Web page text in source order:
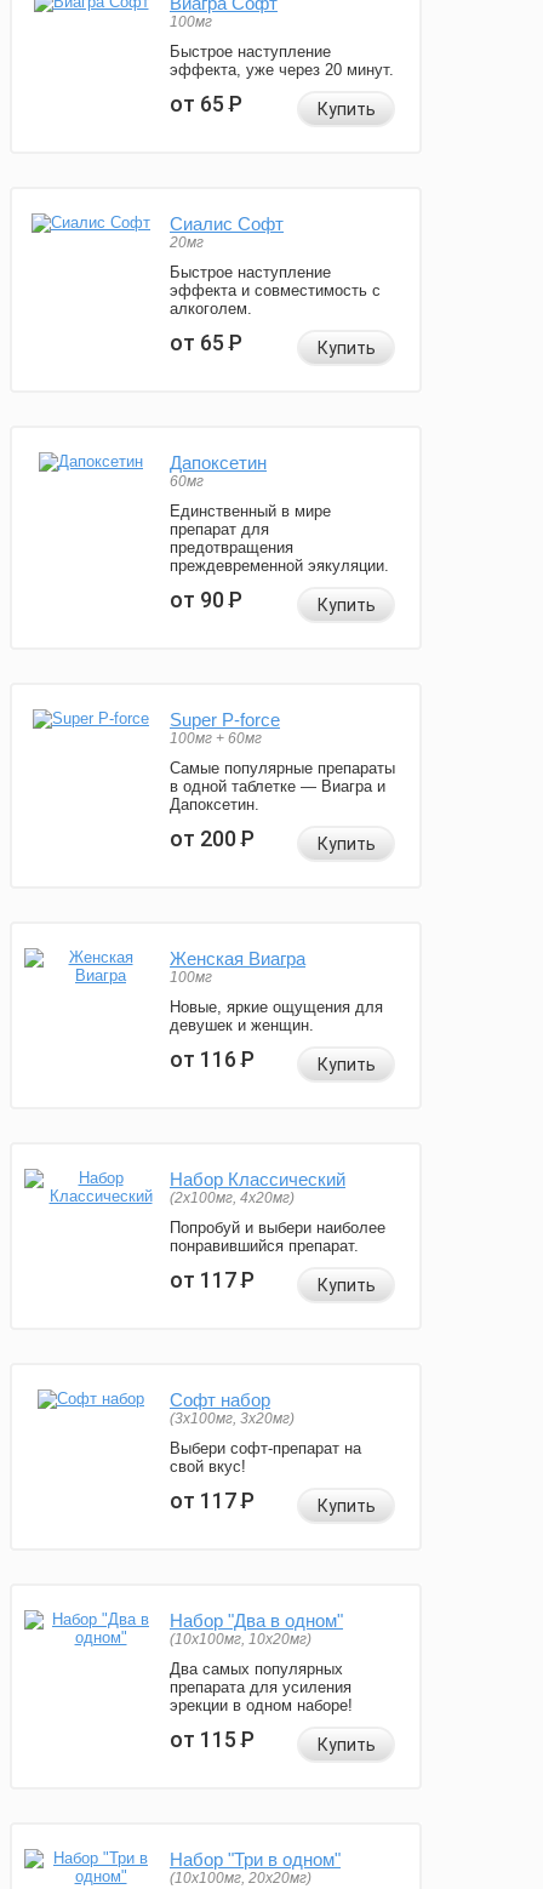
100мг
Быстрое наступление
эффекта, уже через 20 минут.
от 65Р Купить
Сиалис Софт
20мг
Быстрое наступление
эффекта и совместимость с
алкоголем.
от 65Р Купить
Дапоксетин
60мг
Единственный в мире
препарат для
предотвращения
преждевременной эякуляции.
от 90Р Купить
Super P-force
100мг + 60мг
Самые популярные препараты
в одной таблетке — Виагра и
Дапоксетин.
от 200Р Купить
Женская Виагра
100мг
Новые, яркие ощущения для
девушек и женщин.
от 116Р Купить
Набор Классический
(2x100мг, 4x20мг)
Попробуй и выбери наиболее
понравившийся препарат.
от 117Р Купить
Софт набор
(3x100мг, 3x20мг)
Выбери софт-препарат на
свой вкус!
от 117Р Купить
Набор "Два в одном"
(10x100мг, 10x20мг)
Два самых популярных
препарата для усиления
эрекции в одном наборе!
от 115Р Купить
Набор "Три в одном"
(10x100мг, 20x20мг)